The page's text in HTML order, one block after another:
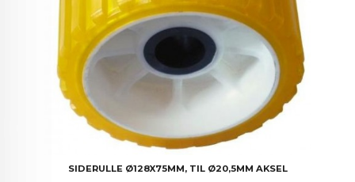
SIDERULLE Ø128X75MM, TIL Ø20,5MM AKSEL